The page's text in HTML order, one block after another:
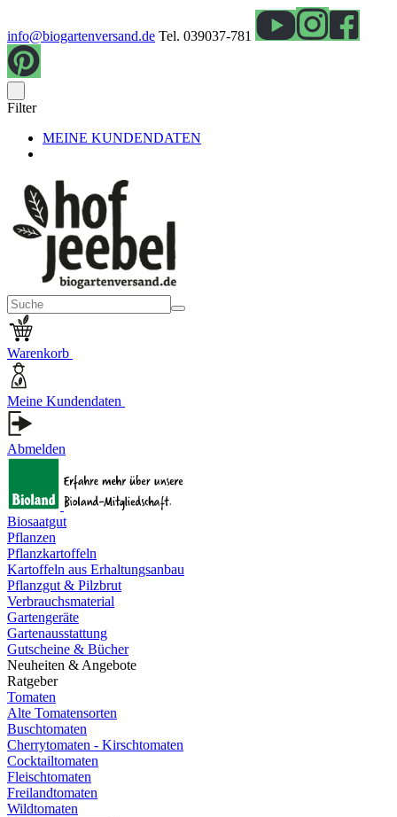
info@biogartenversand.de Tel. 039037-781
Filter
MEINE KUNDENDATEN
Warenkorb
Meine Kundendaten
Abmelden
Biosaatgut
Pflanzen
Pflanzkartoffeln
Kartoffeln aus Erhaltungsanbau
Pflanzgut & Pilzbrut
Verbrauchsmaterial
Gartengeräte
Gartenausstattung
Gutscheine & Bücher
Neuheiten & Angebote
Ratgeber
Tomaten
Alte Tomatensorten
Buschtomaten
Cherrytomaten - Kirschtomaten
Cocktailtomaten
Fleischtomaten
Freilandtomaten
Wildtomaten